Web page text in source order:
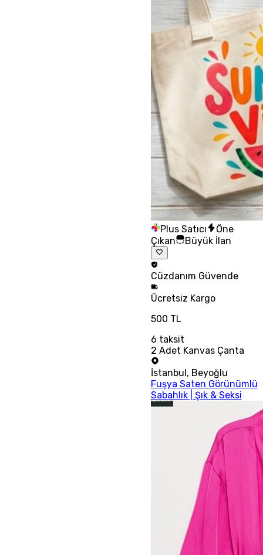
Plus Satıcı
Öne
Çıkan
Büyük İlan
Cüzdanım Güvende
Ücretsiz Kargo
500 TL
6 taksit
2 Adet Kanvas Çanta
İstanbul , Beyoğlu
Fuşya Saten Görünümlü
Sabahlık | Şık & Seksi